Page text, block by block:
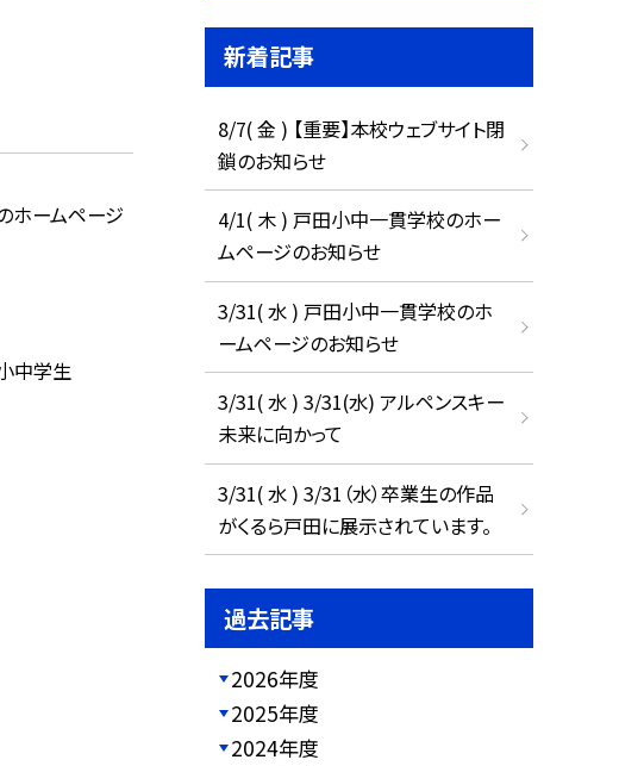
ホームページ
中学生
新着記事
8/7( 金 ) 【重要】本校ウェブサイト閉
鎖のお知らせ
4/1( 木 ) 戸田小中一貫学校のホー
ムページのお知らせ
3/31( 水 ) 戸田小中一貫学校のホ
ームページのお知らせ
3/31( 水 ) 3/31(水) アルペンスキー
未来に向かって
3/31( 水 ) 3/31（水）卒業生の作品
がくるら戸田に展示されています。
過去記事
2026年度
2025年度
2024年度